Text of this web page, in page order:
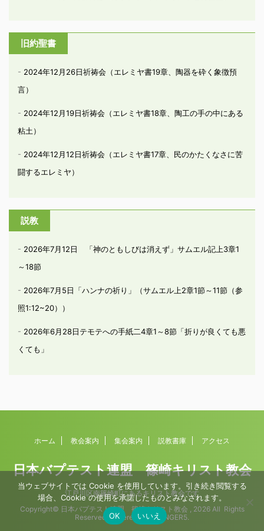
旧約聖書
2024年12月26日祈祷会（エレミヤ書19章、陶器を砕く象徴預
言）
2024年12月19日祈祷会（エレミヤ書18章、陶工の手の中にある
粘土）
2024年12月12日祈祷会（エレミヤ書17章、民のかたくなさに苦
闘するエレミヤ）
説教
2026年7月12日 「神のともしびは消えず」サムエル記上3章1
～18節
2026年7月5日「ハンナの祈り」（サムエル上2章1節～11節（参
照1:12~20））
2026年6月28日テモテへの手紙二4章1～8節「折りが良くても悪
くても」
ホーム 教会案内 集会案内 説教書庫 アクセス
日本バプテスト連盟 篠崎キリスト教会
江戸川区南篠崎町にあるキリスト教会です
Copyright© 日本バプテスト連盟 篠崎キリスト教会 , 2026 All Rights
Reserved Powered byAFFINGER5.
当ウェブサイトでは Cookie を使用しています。引き続き閲覧する
場合、Cookie の使用を承諾したものとみなされます。
OK
いいえ